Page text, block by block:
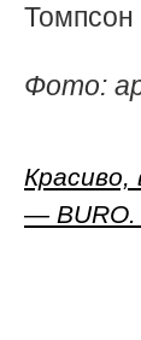
Томпсон
Фото:
Красиво,
— BURO.